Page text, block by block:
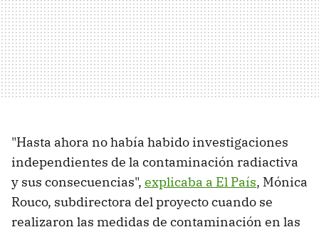
"Hasta ahora no había habido investigaciones
independientes de la contaminación radiactiva
y sus consecuencias", explicaba a El País, Mónica
Rouco, subdirectora del proyecto cuando se
realizaron las medidas de contaminación en las